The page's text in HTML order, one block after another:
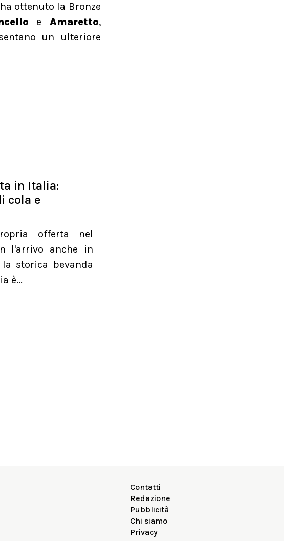
ha ottenuto la Bronze
e Amaretto,
un ulteriore
in Italia:
cola e
offerta nel
l'arrivo anche in
storica bevanda
è...
Contatti
Redazione
Pubblicità
Chi siamo
Privacy